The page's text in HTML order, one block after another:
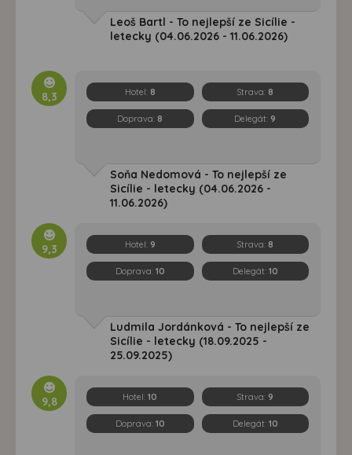
Leoš Bartl - To nejlepší ze Sicílie -
letecky (04.06.2026 - 11.06.2026)
8,3 Hotel: 8 Strava: 8
Doprava: 8 Delegát: 9
Soňa Nedomová - To nejlepší ze
Sicílie - letecky (04.06.2026 -
11.06.2026)
9,3 Hotel: 9 Strava: 8
Doprava: 10 Delegát: 10
Ludmila Jordánková - To nejlepší ze
Sicílie - letecky (18.09.2025 -
25.09.2025)
9,8 Hotel:10 Strava: 9
Doprava: 10 Delegát: 10